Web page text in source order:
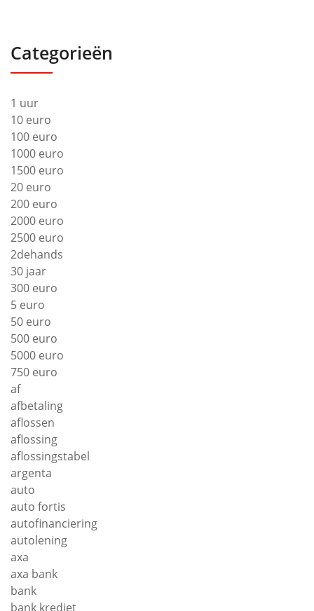
Categorieën
1 uur
10 euro
100 euro
1000 euro
1500 euro
20 euro
200 euro
2000 euro
2500 euro
2dehands
30 jaar
300 euro
5 euro
50 euro
500 euro
5000 euro
750 euro
af
afbetaling
aflossen
aflossing
aflossingstabel
argenta
auto
auto fortis
autofinanciering
autolening
axa
axa bank
bank
bank krediet